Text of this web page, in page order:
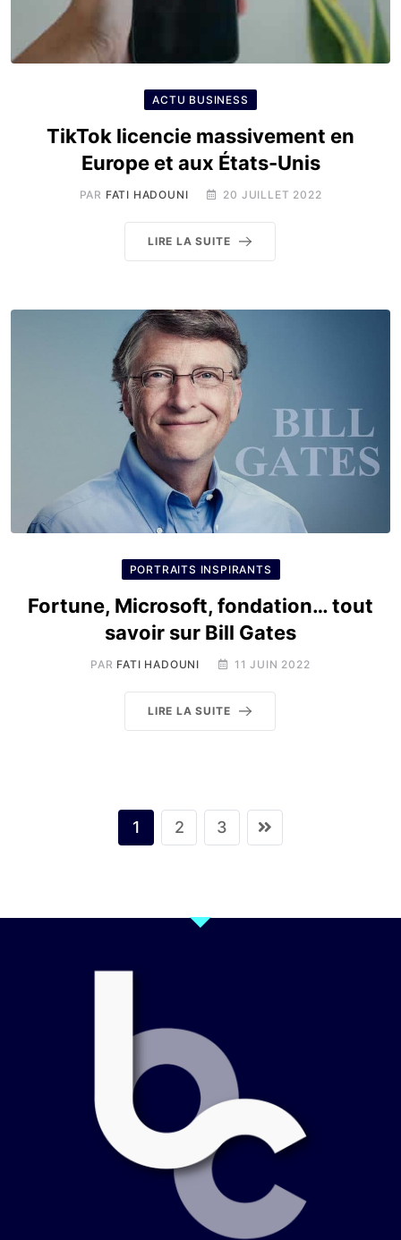
ACTU BUSINESS
TikTok licencie massivement en
Europe et aux États-Unis
PAR FATI HADOUNI 20 JUILLET 2022
LIRE LA SUITE
PORTRAITS INSPIRANTS
Fortune, Microsoft, fondation… tout
savoir sur Bill Gates
PAR FATI HADOUNI 11 JUIN 2022
LIRE LA SUITE
1 2 3